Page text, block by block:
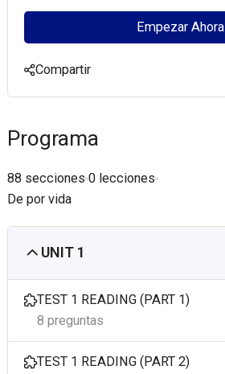
Programa
88 secciones 0 lecciones
De por vida
UNIT 1
TEST 1 READING (PART 1)
8 preguntas
TEST 1 READING (PART 2)
Empezar Ahora
Compartir